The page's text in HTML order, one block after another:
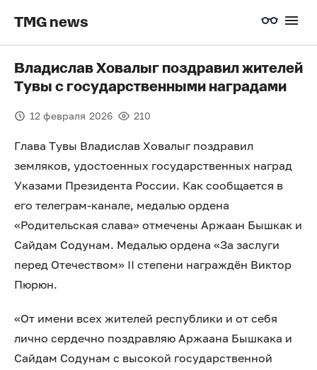
TMG news
Владислав Ховалыг поздравил жителей
Тувы с государственными наградами
12 февраля 2026 210
Глава Тувы Владислав Ховалыг поздравил
земляков, удостоенных государственных наград
Указами Президента России. Как сообщается в
его телеграм-канале, медалью ордена
«Родительская слава» отмечены Аржаан Бышкак и
Сайдам Содунам. Медалью ордена «За заслуги
перед Отечеством» II степени награждён Виктор
Пюрюн.
«От имени всех жителей республики и от себя
лично сердечно поздравляю Аржаана Бышкака и
Сайдам Содунам с высокой государственной